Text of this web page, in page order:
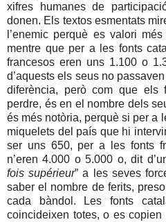
xifres humanes de
donen. Els textos esmentats
l’enemic perquè es valori
mentre que per a les fonts
francesos eren uns 1.100 o
d’aquests els seus no
diferència, però com que els
perdre, és en el nombre dels
és més notòria, perquè si per a
miquelets del país que hi
ser uns 650, per a les fonts
n’eren 4.000 o 5.000 o, dit
fois supérieur” a les seves
saber el nombre de ferits,
cada bàndol. Les fonts
coincideixen totes, o es